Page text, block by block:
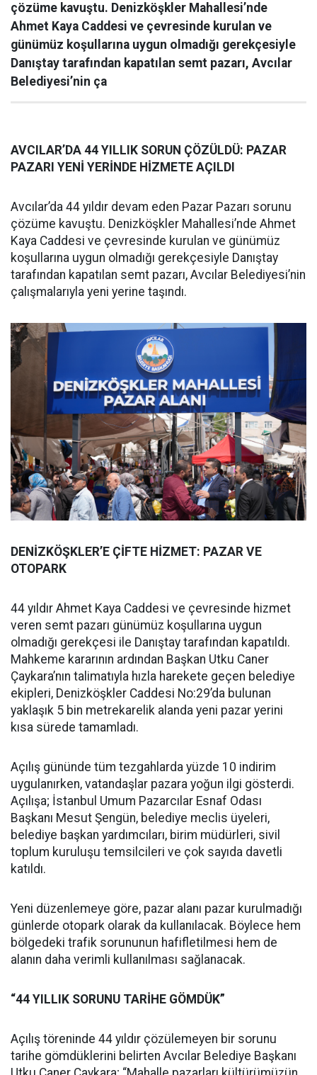
çözüme kavuştu. Denizköşkler Mahallesi’nde
Ahmet Kaya Caddesi ve çevresinde kurulan ve
günümüz koşullarına uygun olmadığı gerekçesiyle
Danıştay tarafından kapatılan semt pazarı, Avcılar
Belediyesi’nin ça
AVCILAR’DA 44 YILLIK SORUN ÇÖZÜLDÜ: PAZAR
PAZARI YENİ YERİNDE HİZMETE AÇILDI
Avcılar’da 44 yıldır devam eden Pazar Pazarı sorunu
çözüme kavuştu. Denizköşkler Mahallesi’nde Ahmet
Kaya Caddesi ve çevresinde kurulan ve günümüz
koşullarına uygun olmadığı gerekçesiyle Danıştay
tarafından kapatılan semt pazarı, Avcılar Belediyesi’nin
çalışmalarıyla yeni yerine taşındı.
DENİZKÖŞKLER’E ÇİFTE HİZMET: PAZAR VE
OTOPARK
44 yıldır Ahmet Kaya Caddesi ve çevresinde hizmet
veren semt pazarı günümüz koşullarına uygun
olmadığı gerekçesi ile Danıştay tarafından kapatıldı.
Mahkeme kararının ardından Başkan Utku Caner
Çaykara’nın talimatıyla hızla harekete geçen belediye
ekipleri, Denizköşkler Caddesi No:29’da bulunan
yaklaşık 5 bin metrekarelik alanda yeni pazar yerini
kısa sürede tamamladı.
Açılış gününde tüm tezgahlarda yüzde 10 indirim
uygulanırken, vatandaşlar pazara yoğun ilgi gösterdi.
Açılışa; İstanbul Umum Pazarcılar Esnaf Odası
Başkanı Mesut Şengün, belediye meclis üyeleri,
belediye başkan yardımcıları, birim müdürleri, sivil
toplum kuruluşu temsilcileri ve çok sayıda davetli
katıldı.
Yeni düzenlemeye göre, pazar alanı pazar kurulmadığı
günlerde otopark olarak da kullanılacak. Böylece hem
bölgedeki trafik sorununun hafifletilmesi hem de
alanın daha verimli kullanılması sağlanacak.
“44 YILLIK SORUNU TARİHE GÖMDÜK”
Açılış töreninde 44 yıldır çözülemeyen bir sorunu
tarihe gömdüklerini belirten Avcılar Belediye Başkanı